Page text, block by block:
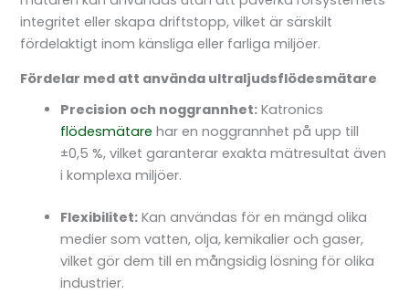
integritet eller skapa driftstopp, vilket är särskilt
fördelaktigt inom känsliga eller farliga miljöer.
Fördelar med att använda ultraljudsflödesmätare
Precision och noggrannhet: Katronics
flödesmätare har en noggrannhet på upp till
±0,5 %, vilket garanterar exakta mätresultat även
i komplexa miljöer.
Flexibilitet: Kan användas för en mängd olika
medier som vatten, olja, kemikalier och gaser,
vilket gör dem till en mångsidig lösning för olika
industrier.